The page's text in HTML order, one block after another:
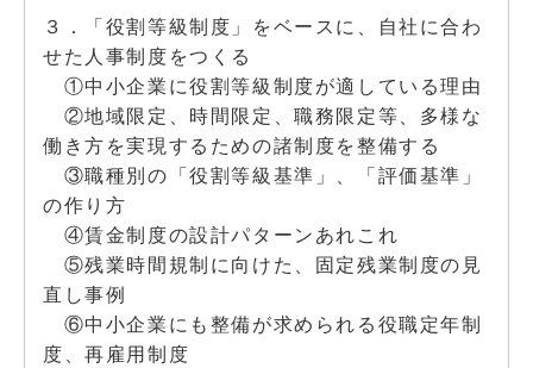
３．「役割等級制度」をベースに、自社に合わ
せた人事制度をつくる
①中小企業に役割等級制度が適している理由
②地域限定、時間限定、職務限定等、多様な
働き方を実現するための諸制度を整備する
③職種別の「役割等級基準」、「評価基準」
の作り方
④賃金制度の設計パターンあれこれ
⑤残業時間規制に向けた、固定残業制度の見
直し事例
⑥中小企業にも整備が求められる役職定年制
度、再雇用制度